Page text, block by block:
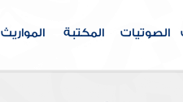
الصوتيات المكتبة المواريث